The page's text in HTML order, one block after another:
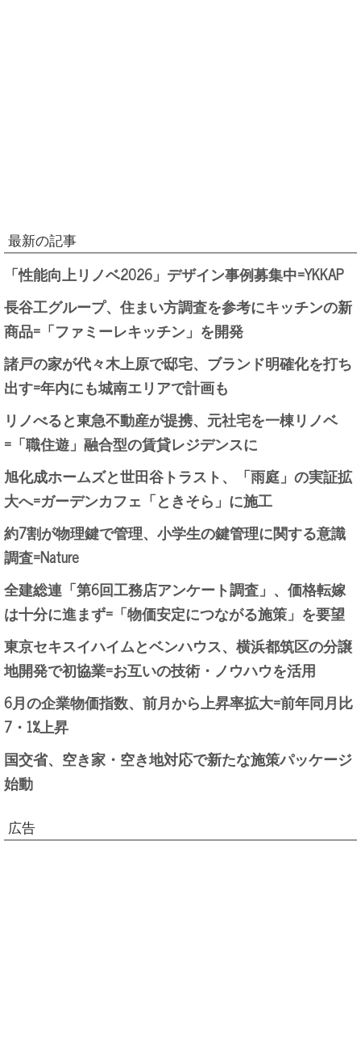
最新の記事
「性能向上リノベ2026」デザイン事例募集中=YKKAP
長谷工グループ、住まい方調査を参考にキッチンの新
商品=「ファミーレキッチン」を開発
諸戸の家が代々木上原で邸宅、ブランド明確化を打ち
出す=年内にも城南エリアで計画も
リノべると東急不動産が提携、元社宅を一棟リノベ
=「職住遊」融合型の賃貸レジデンスに
旭化成ホームズと世田谷トラスト、「雨庭」の実証拡
大へ=ガーデンカフェ「ときそら」に施工
約7割が物理鍵で管理、小学生の鍵管理に関する意識
調査=Nature
全建総連「第6回工務店アンケート調査」、価格転嫁
は十分に進まず=「物価安定につながる施策」を要望
東京セキスイハイムとベンハウス、横浜都筑区の分譲
地開発で初協業=お互いの技術・ノウハウを活用
6月の企業物価指数、前月から上昇率拡大=前年同月比
7・1%上昇
国交省、空き家・空き地対応で新たな施策パッケージ
始動
広告